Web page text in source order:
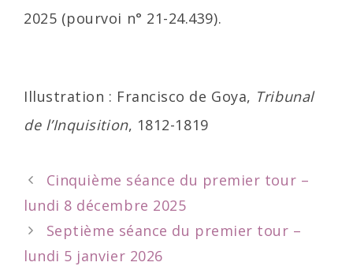
2025 (pourvoi n° 21-24.439).
Illustration : Francisco de Goya, Tribunal
de l’Inquisition, 1812-1819
Post
navigation
Cinquième séance du premier tour –
lundi 8 décembre 2025
Septième séance du premier tour –
lundi 5 janvier 2026